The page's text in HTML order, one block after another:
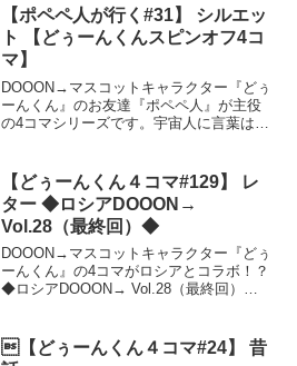
くびさんのLINEスタンプ「とりた...
【ポペペ人が行く#31】 シルエッ
ト 【どぅーんくんスピンオフ4コ
マ】
DOOON→マスコットキャラクター『どぅ
ーんくん』のお友達『ポペペ人』が主役
の4コマシリーズです。宇宙人に言葉はい
の他の作品はこちら↓『ポペペ人が行...
【どぅーんくん４コマ#129】 レ
ター ◆ロシアDOOON→
Vol.28（最終回）◆
DOOON→マスコットキャラクター『どぅ
ーんくん』の4コマがロシアとコラボ！？
◆ロシアDOOON→ Vol.28（最終回）◆
う。にーなさんのInstagramはこ...
【どぅーんくん４コマ#24】 昔